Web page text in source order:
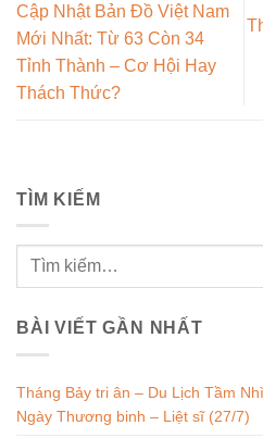
Cập Nhật Bản Đồ Việt Nam
Mới Nhất: Từ 63 Còn 34
Tỉnh Thành – Cơ Hội Hay
Thách Thức?
TÌM KIẾM
BÀI VIẾT GẦN NHẤT
Tháng Bảy tri ân – Du Lịch Tầm
Ngày Thương binh – Liệt sĩ (27/7)